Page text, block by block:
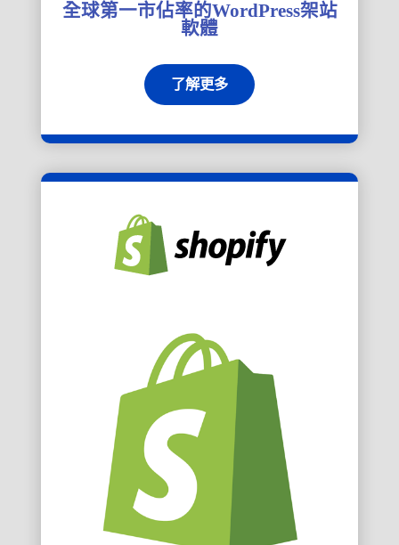
全球第一市佔率的WordPress架站
軟體
了解更多